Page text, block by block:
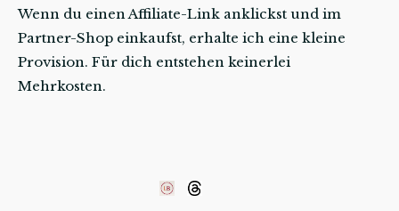
Wenn du einen Affiliate-Link anklickst und im
Partner-Shop einkaufst, erhalte ich eine kleine
Provision. Für dich entstehen keinerlei
Mehrkosten.